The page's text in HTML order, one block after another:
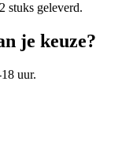
stuks geleverd.
je keuze?
uur.